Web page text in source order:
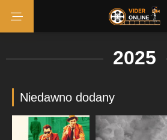
2025
Niedawno dodany